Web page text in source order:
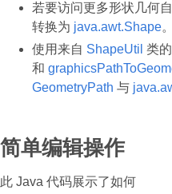
若要访问更多形状几何
转换为 java.awt.Shape。
使用来自 ShapeUtil 类的
和
GeometryPath 与
简单编辑操作
此 Java 代码展示了如何